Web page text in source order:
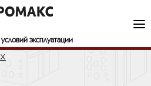
эксплуатации